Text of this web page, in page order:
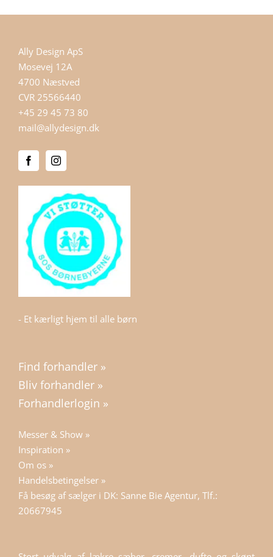
Ally Design ApS
Mosevej 12A
4700 Næstved
CVR 25566440
+45 29 45 73 80
mail@allydesign.dk
- Et kærligt hjem til alle børn
Find forhandler »
Bliv forhandler »
Forhandlerlogin »
Messer & Show »
Inspiration »
Om os »
Handelsbetingelser »
Få besøg af sælger i DK: Sanne Bie Agentur, Tlf.:
20667945